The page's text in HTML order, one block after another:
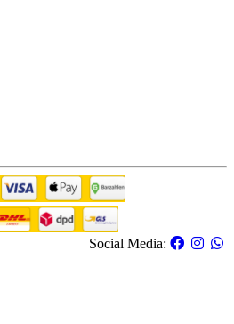
Social Media: